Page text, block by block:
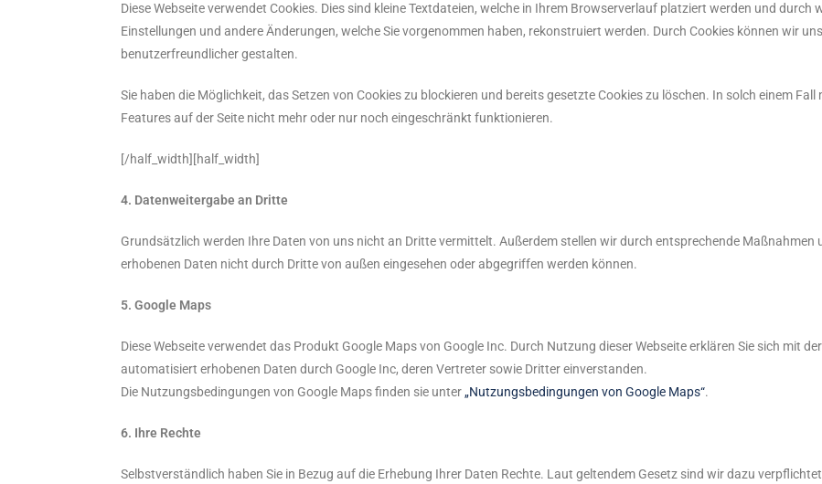
Diese Webseite verwendet Cookies. Dies sind kleine Textdateien, welche in Ihrem Browserverlauf platziert werden und
Einstellungen und andere Änderungen, welche Sie vorgenommen haben, rekonstruiert werden. Durch Cookies können wir
benutzerfreundlicher gestalten.
Sie haben die Möglichkeit, das Setzen von Cookies zu blockieren und bereits gesetzte Cookies zu löschen. In solch einem
Features auf der Seite nicht mehr oder nur noch eingeschränkt funktionieren.
[/half_width][half_width]
4. Datenweitergabe an Dritte
Grundsätzlich werden Ihre Daten von uns nicht an Dritte vermittelt. Außerdem stellen wir durch entsprechende Maßnahmen
erhobenen Daten nicht durch Dritte von außen eingesehen oder abgegriffen werden können.
5. Google Maps
Diese Webseite verwendet das Produkt Google Maps von Google Inc. Durch Nutzung dieser Webseite erklären Sie sich mit
automatisiert erhobenen Daten durch Google Inc, deren Vertreter sowie Dritter einverstanden.
Die Nutzungsbedingungen von Google Maps finden sie unter„Nutzungsbedingungen von Google Maps“.
6. Ihre Rechte
Selbstverständlich haben Sie in Bezug auf die Erhebung Ihrer Daten Rechte. Laut geltendem Gesetz sind wir dazu